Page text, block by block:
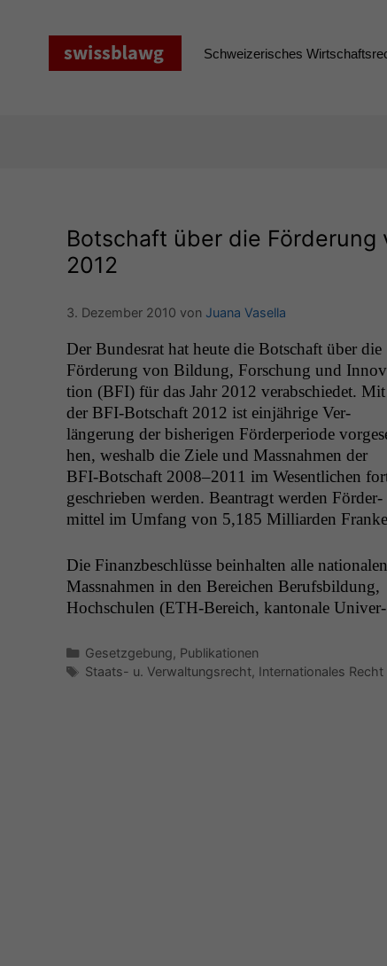
Schweizerisches
Botschaft über die Förderung
2012
3. Dezember 2010 von Juana Vasella
Der Bun­desrat hat heute die Botschaft über die
Förderung von Bil­dung, Forschung und
tion (BFI) für das Jahr 2012 ver­ab­schiedet. Mit
der BFI-Botschaft 2012 ist ein­jährige Ver­
längerung der bish­eri­gen Förder­pe­ri­ode
hen, weshalb die Ziele und Mass­nah­men der
BFI-Botschaft 2008–2011 im Wesentlichen
geschrieben wer­den. Beantragt wer­den För­der­
mit­tel im Umfang von 5,185 Mil­liar­den
Die Finanzbeschlüsse bein­hal­ten alle nationalen
Mass­nah­men in den Bere­ichen Berufs­bil­dung,
Hochschulen (ETH-Bere­ich, kan­tonale Uni­ver­
Kategorien
Gesetzgebung, Publikationen
Schlagwörter
Staats- u. Verwaltungsrecht, Internationales Recht